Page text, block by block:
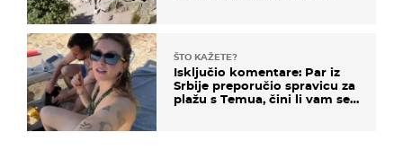
ŠTO KAŽETE?
Isključio komentare: Par iz
Srbije preporučio spravicu za
plažu s Temua, čini li vam se